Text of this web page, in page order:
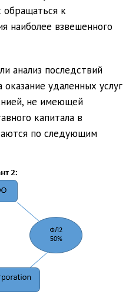
обращаться к
наиболее взвешенного
анализ последствий
удаленных услуг
не имеющей
капитала в
по следующим